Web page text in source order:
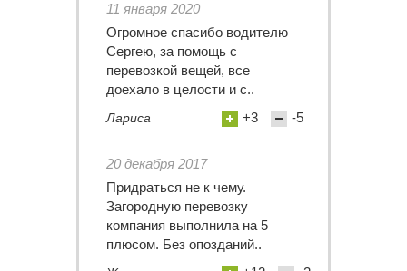
11 января 2020
Огромное спасибо водителю
Сергею, за помощь с
перевозкой вещей, все
доехало в целости и с..
Лариса +3 -5
20 декабря 2017
Придраться не к чему.
Загородную перевозку
компания выполнила на 5
плюсом. Без опозданий..